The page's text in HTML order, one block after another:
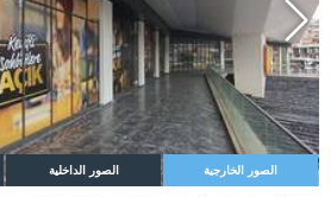
الصور الخارجية الصور الداخلية